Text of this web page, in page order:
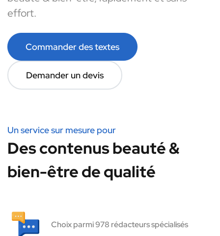
effort.
Commander des textes
Demander un devis
Un service sur mesure pour
Des contenus beauté &
bien-être de qualité
Choix parmi 978 rédacteurs spécialisés